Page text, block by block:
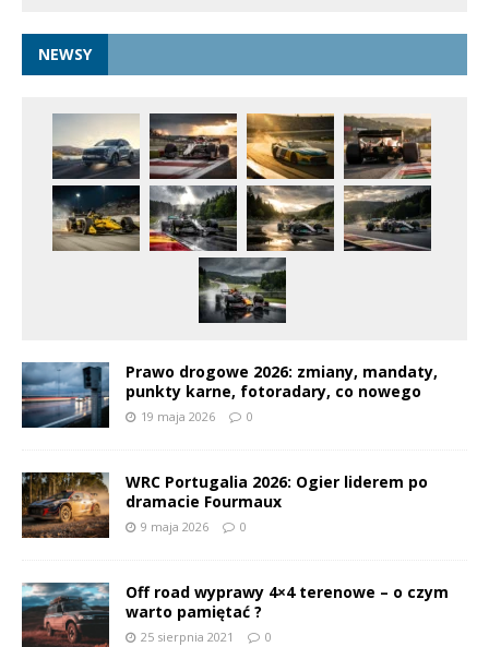
NEWSY
Prawo drogowe 2026: zmiany, mandaty,
punkty karne, fotoradary, co nowego
19 maja 2026 0
WRC Portugalia 2026: Ogier liderem po
dramacie Fourmaux
9 maja 2026 0
Off road wyprawy 4×4 terenowe – o czym
warto pamiętać ?
25 sierpnia 2021 0